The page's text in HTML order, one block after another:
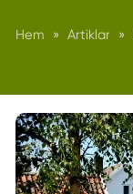
Hem » Artiklar »